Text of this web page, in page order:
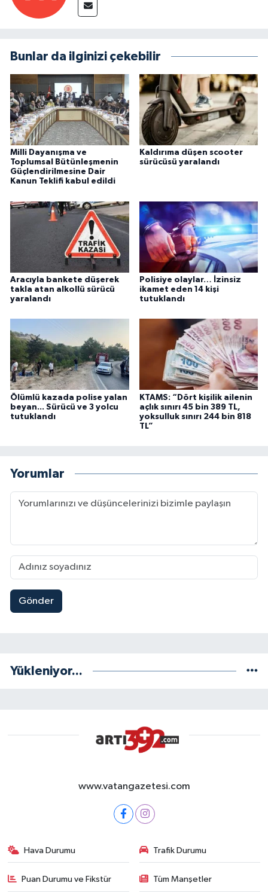
Bunlar da ilginizi çekebilir
Milli Dayanışma ve
Toplumsal Bütünleşmenin
Güçlendirilmesine Dair
Kanun Teklifi kabul edildi
Kaldırıma düşen scooter
sürücüsü yaralandı
Aracıyla bankete düşerek
takla atan alkollü sürücü
yaralandı
Polisiye olaylar… İzinsiz
ikamet eden 14 kişi
tutuklandı
Ölümlü kazada polise yalan
beyan... Sürücü ve 3 yolcu
tutuklandı
KTAMS: “Dört kişilik ailenin
açlık sınırı 45 bin 389 TL,
yoksulluk sınırı 244 bin 818
TL”
Yorumlar
Gönder
Yükleniyor...
www.vatangazetesi.com
Hava Durumu Trafik Durumu
Puan Durumu ve Fikstür Tüm Manşetler